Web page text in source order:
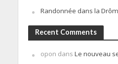
Randonnée dans la
Recent Comments
opon dans Le nouveau